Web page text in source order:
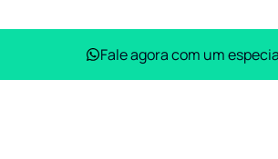
Fale agora com um